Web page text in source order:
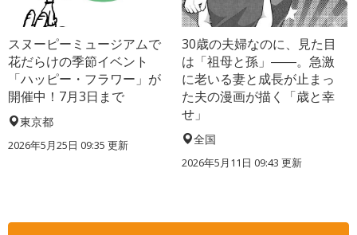
スヌーピーミュージアムで
花だらけの季節イベント
「ハッピー・フラワー」が
開催中！7月3日まで
東京都
2026年5月25日 09:35 更新
30歳の夫婦なのに、見た目
は「祖母と孫」――。急激
に老いる妻と成長が止まっ
た夫の漫画が描く「歳と幸
せ」
全国
2026年5月11日 09:43 更新